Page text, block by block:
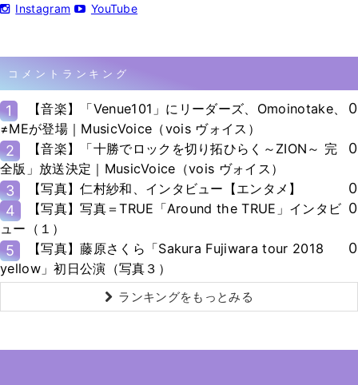
Instagram YouTube
コメントランキング
1
【音楽】「Venue101」にリーダーズ、Omoinotake、
≠MEが登場｜MusicVoice（vois ヴォイス）
0
2
【音楽】「十勝でロックを切り拓ひらく～ZION～ 完
全版」放送決定｜MusicVoice（vois ヴォイス）
0
3 【写真】仁村紗和、インタビュー【エンタメ】
0
4
【写真】写真＝TRUE「Around the TRUE」インタビ
ュー（１）
0
5
【写真】藤原さくら「Sakura Fujiwara tour 2018
yellow」初日公演（写真３）
0
ランキングをもっとみる